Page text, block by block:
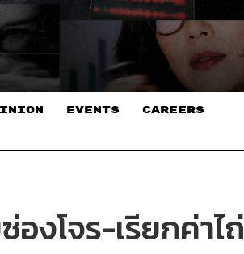
EVENTS CAREERS
งโจร-เรียกค่าไถ่